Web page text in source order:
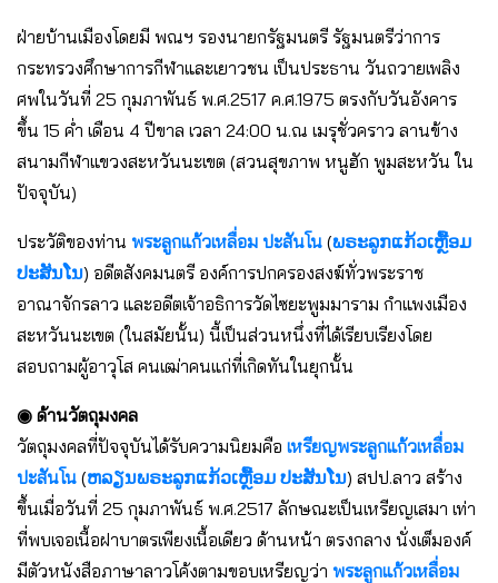
ฝ่ายบ้านเมืองโดยมี พณฯ รองนายกรัฐมนตรี รัฐมนตรีว่าการ
กระทรวงศึกษาการกีฬาและเยาวชน เป็นประธาน วันถวายเพลิง
ศพในวันที่ 25 กุมภาพันธ์ พ.ศ.2517 ค.ศ.1975 ตรงกับวันอังคาร
ขึ้น 15 ค่ำ เดือน 4 ปีขาล เวลา 24:00 น.ณ เมรุชั่วคราว ลานข้าง
สนามกีฬาแขวงสะหวันนะเขต (สวนสุขภาพ หนูฮัก พูมสะหวัน ใน
ปัจจุบัน)
ประวัติของท่าน พระลูกแก้วเหลื่อม ปะสันโน (ພຣະລູກແກ້ວເຫຼື້ອມ
ປະສັນໂນ) อดีตสังคมนตรี องค์การปกครองสงฆ์ทั่วพระราช
อาณาจักรลาว และอดีตเจ้าอธิการวัดไซยะพูมมาราม กำแพงเมือง
สะหวันนะเขต (ในสมัยนั้น) นี้เป็นส่วนหนึ่งที่ได้เรียบเรียงโดย
สอบถามผู้อาวุโส คนเฒ่าคนแก่ที่เกิดทันในยุกนั้น
◉ ด้านวัตถุมงคล
วัตถุมงคลที่ปัจจุบันได้รับความนิยมคือ เหรียญพระลูกแก้วเหลื่อม
ปะสันโน (ຫລຽນພຣະລູກແກ້ວເຫຼື້ອມ ປະສັນໂນ) สปป.ลาว สร้าง
ขึ้นเมื่อวันที่ 25 กุมภาพันธ์ พ.ศ.2517 ลักษณะเป็นเหรียญเสมา เท่า
ที่พบเจอเนื้อฝาบาตรเพียงเนื้อเดียว ด้านหน้า ตรงกลาง นั่งเต็มองค์
มีตัวหนังสือภาษาลาวโค้งตามขอบเหรียญว่า พระลูกแก้วเหลื่อม